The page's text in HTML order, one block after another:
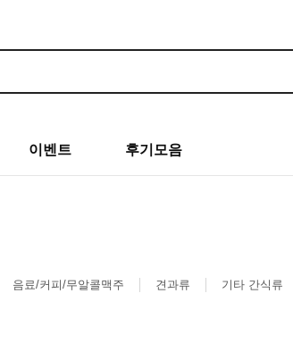
이벤트 후기모음
음료/커피/무알콜맥주 견과류 기타 간식류